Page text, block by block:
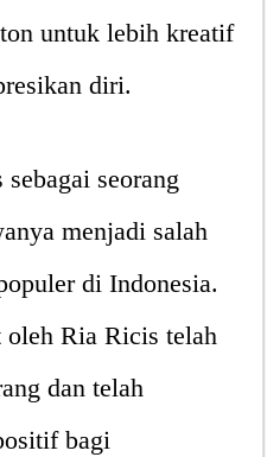
untuk lebih kreatif
diri.
seorang
menjadi salah
di Indonesia.
Ria Ricis telah
dan telah
bagi